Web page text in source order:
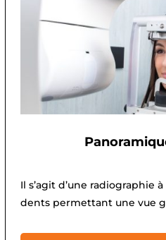
Il s’agit d’une radiographie
dents permettant une vue